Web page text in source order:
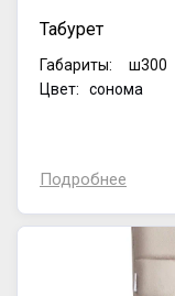
Табурет
Габариты: ш300
Цвет: сонома
Подробнее